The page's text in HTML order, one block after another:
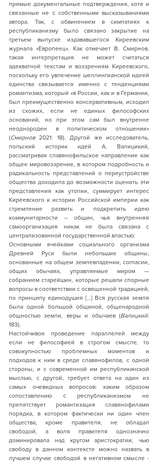
прямые документальные подтверждения, хотя и
связанные не с собственными высказываниями
автора. Так, с обвинением в симпатиях к
республиканизму было связано закрытие на
третьем выпуске издававшегося Киреевским
журнала «Европеец». Как отмечает В. Смирнов,
такая интерпретация не может считаться
адекватной текстам и воззрениям Киреевского,
поскольку его увлечение шеллингианской идеей
единства связывается именно с тенденциями
романтизма, который «в России, как и в Германии,
был преимущественно консервативным, исходил
из схожих, если не единых философских
оснований, но при этом сам был внутренне
неоднороден в политическом отношении»
(Смирнов 2021: 18). Другой же исследователь,
польский историк идей А. Валицикий,
рассматривая славянофильское направление как
общее мировоззрение, в котором подробность и
радикальность представлений о переустройстве
общества доходила до возможности оценить эти
представления как утопии, суммирует интерес
Киреевского к истории Российской империи как
стремление развить и подкрепить идею
коммунитарности – общин, чья внутренняя
самоорганизация никак не была связана с
централизованной государственной властью:
Основными ячейками социального организма
Древней Руси были небольшие общины,
основанные на общем землевладении, согласии,
общих обычаях, управляемые миром —
собранием старейшин, которые решали спорные
вопросы в соответствии с освященной традицией,
по принципу единодушия […] Вся русская земля
была одной большой общиной, общенародной
общностью земли, веры и обычаев (Валицкий:
183).
Настойчивое проведение параллелей между
если не философией в строгом смысле, то
совокупностью проблемных моментов и
подходов к ним в среде славянофилов, с одной
стороны, и с современной им республиканской
мыслью, с другой, требует ответа на один из
самых очевидных вопросов: каким образом
сопоставлению с республиканизмом не
препятствует романтизация славянофилами
порядка, в котором фактически ни один член
общества, кроме правителя, не обладал
свободой, а воля правителя однозначно
доминировала над кругом аристократии, чью
свободу в данном контексте можно назвать в
лучшем случае свободой в негативном смысле -